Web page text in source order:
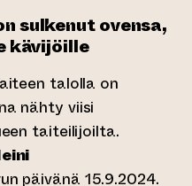
sulkenut ovensa,
kävijöille
talolla on
nähty viisi
taiteilijoilta.
päivänä 15.9.2024.